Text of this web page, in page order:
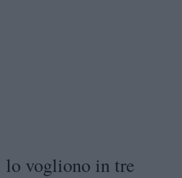
vogliono in tre